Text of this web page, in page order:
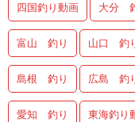
四国釣り動画 大分
富山 釣り 山口 釣
島根 釣り 広島 釣
愛知 釣り 東海釣り